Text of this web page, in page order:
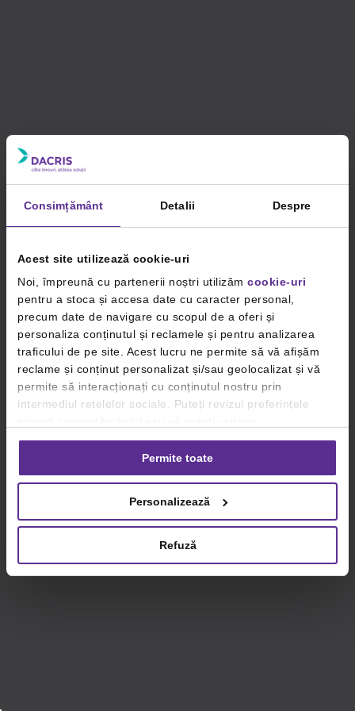
Consimțământ Detalii Despre
Acest site utilizează cookie-uri
Noi, împreună cu partenerii noștri utilizăm cookie-uri
pentru a stoca și accesa date cu caracter personal,
precum date de navigare cu scopul de a oferi și
personaliza conținutul și reclamele și pentru analizarea
traficului de pe site. Acest lucru ne permite să vă afișăm
reclame și conținut personalizat și/sau geolocalizat și vă
permite să interacționați cu conținutul nostru prin
intermediul rețelelor sociale. Puteți revizui preferințele
consimțământul oricând, făcând click pe linkul către
setările dvs. de cookie-uri.
privind utilizarea modulelor cookie.Detalii
Permite toate
Personalizează
Refuză